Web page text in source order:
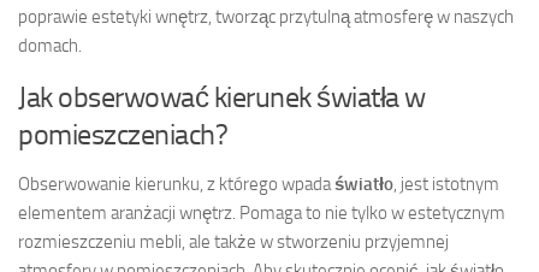
poprawie estetyki wnętrz, tworząc przytulną atmosferę w naszych
domach.
Jak obserwować kierunek światła w
pomieszczeniach?
Obserwowanie kierunku, z którego wpadaświatło, jest istotnym
elementem aranżacji wnętrz. Pomaga to nie tylko w estetycznym
rozmieszczeniu mebli, ale także w stworzeniu przyjemnej